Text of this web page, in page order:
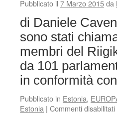
Pubblicato il 7 Marzo 2015da
di Daniele
sono stati
membri del
da 101
in conformità
Pubblicato in Estonia,
Estonia | Commenti disabilitatisu